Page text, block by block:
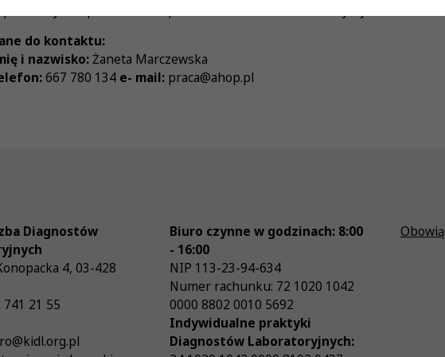
do kontaktu:
i nazwisko:Żaneta Marczewska
667 780 134 e- mail:praca@ahop.pl
Diagnostów
4,03-428
741 21 55
Biuro czynne w godzinach: 8:00
- 16:00
NIP 113-23-94-634
Numer rachunku: 72 1020 1042
0000 8802 0010 5692
Indywidualne praktyki
Diagnostów Laboratoryjnych: